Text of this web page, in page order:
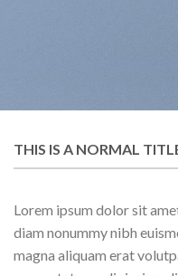
THIS IS A NORMAL
Lorem ipsum dolor sit
diam nonummy nibh
magna aliquam erat